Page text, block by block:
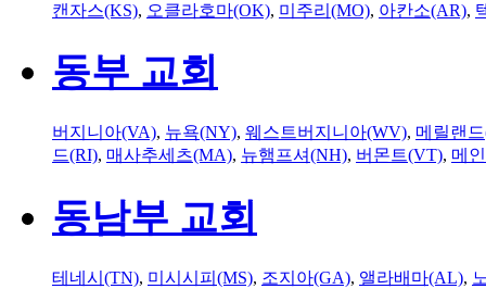
캔자스(KS), 오클라호마(OK), 미주리(MO), 아칸소(AR),
동부 교회
버지니아(VA), 뉴욕(NY), 웨스트버지니아(WV), 메릴랜
드(RI), 매사추세츠(MA), 뉴햄프셔(NH), 버몬트(VT), 메
동남부 교회
테네시(TN), 미시시피(MS), 조지아(GA), 앨라배마(AL),